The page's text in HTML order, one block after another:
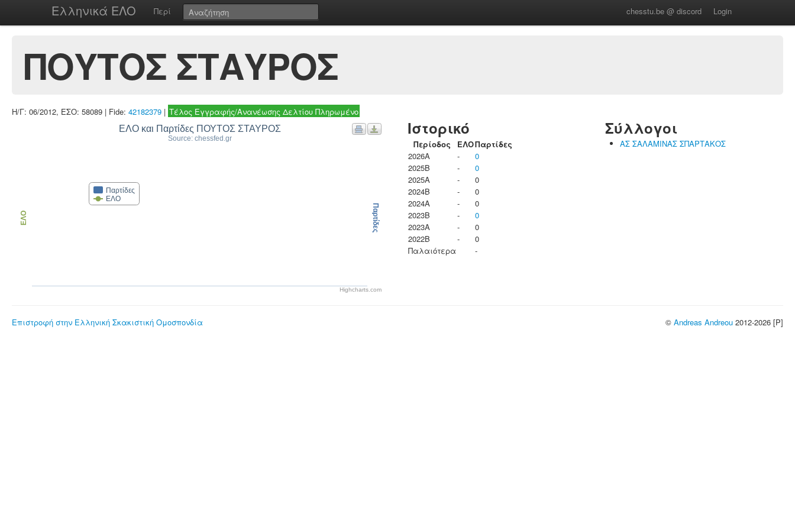
Ελληνικά ΕΛΟ Περί chesstu.be @ discord Login
ΠΟΥΤΟΣ ΣΤΑΥΡΟΣ
Η/Γ: 06/2012, ΕΣΟ: 58089 | Fide: 42182379 | Τέλος Εγγραφής/Ανανέωσης Δελτίου Πληρωμένο
ΕΛΟ και Παρτίδες ΠΟΥΤΟΣ ΣΤΑΥΡΟΣ
Source: chessfed.gr
Παρτίδες
ΕΛΟ
ΕΛΟ Παρτίδες
Highcharts.com
Ιστορικό
Περίοδος ΕΛΟΠαρτίδες
2026A
-
0
2025B
-
0
2025A
-
0
2024B
-
0
2024A
-
0
2023B
-
0
2023Α
-
0
2022B
-
0
Παλαιότερα
-
Σύλλογοι
ΑΣ ΣΑΛΑΜΙΝΑΣ ΣΠΑΡΤΑΚΟΣ
Επιστροφή στην Ελληνική Σκακιστική Ομοσπονδία © Andreas Andreou 2012-2026 [P]